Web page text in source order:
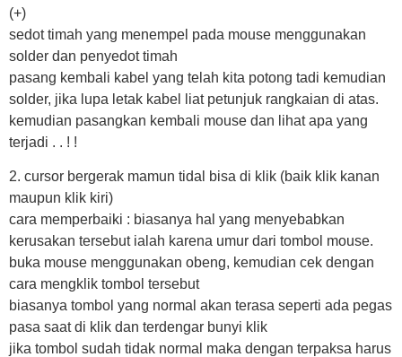
(+)
sedot timah yang menempel pada mouse menggunakan
solder dan penyedot timah
pasang kembali kabel yang telah kita potong tadi kemudian
solder, jika lupa letak kabel liat petunjuk rangkaian di atas.
kemudian pasangkan kembali mouse dan lihat apa yang
terjadi . . ! !
2. cursor bergerak mamun tidal bisa di klik (baik klik kanan
maupun klik kiri)
cara memperbaiki : biasanya hal yang menyebabkan
kerusakan tersebut ialah karena umur dari tombol mouse.
buka mouse menggunakan obeng, kemudian cek dengan
cara mengklik tombol tersebut
biasanya tombol yang normal akan terasa seperti ada pegas
pasa saat di klik dan terdengar bunyi klik
jika tombol sudah tidak normal maka dengan terpaksa harus